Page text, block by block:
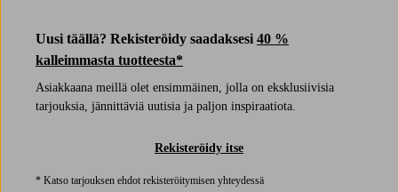
Uusi täällä? Rekisteröidy saadaksesi 40 %
kalleimmasta tuotteesta*
Asiakkaana meillä olet ensimmäinen, jolla on eksklusiivisia
tarjouksia, jännittäviä uutisia ja paljon inspiraatiota.
Rekisteröidy itse
* Katso tarjouksen ehdot rekisteröitymisen yhteydessä